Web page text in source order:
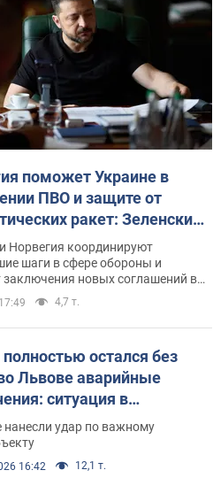
поможет Украине в
ПВО и защите от
ракет: Зеленский
подробности
Норвегия координируют
шаги в сфере обороны и
новых соглашений в
партнерства
4,7 т.
остался без
Львове аварийные
ситуация в
6 августа
нанесли удар по важному
16:42 12,1 т.